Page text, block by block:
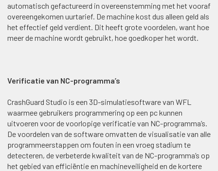
automatisch gefactureerd in overeenstemming met het vooraf
overeengekomen uurtarief. De machine kost dus alleen geld als
het effectief geld verdient. Dit heeft grote voordelen, want hoe
meer de machine wordt gebruikt, hoe goedkoper het wordt.
Verificatie van NC-programma’s
CrashGuard Studio is een 3D-simulatiesoftware van WFL
waarmee gebruikers programmering op een pc kunnen
uitvoeren voor de voorlopige verificatie van NC-programma’s.
De voordelen van de software omvatten de visualisatie van alle
programmeerstappen om fouten in een vroeg stadium te
detecteren, de verbeterde kwaliteit van de NC-programma’s op
het gebied van efficiëntie en machineveiligheid en de kortere